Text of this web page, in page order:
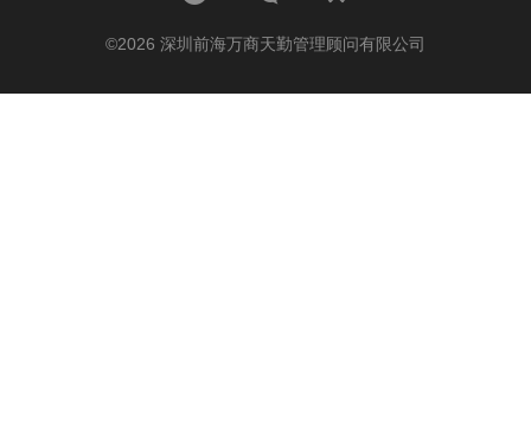
©2026 深圳前海万商天勤管理顾问有限公司